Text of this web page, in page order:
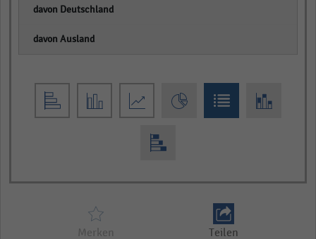
Merken Teilen